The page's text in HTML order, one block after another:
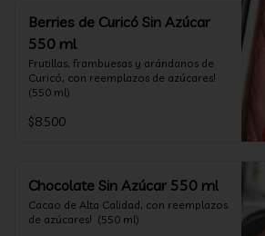
Berries de Curicó Sin Azúcar
550 ml
Frutillas, frambuesas y arándanos de
Curicó, con reemplazos de azúcares!
(550 ml)
$8.500
Chocolate Sin Azúcar 550 ml
Cacao de Alta Calidad, con reemplazos
de azúcares!  (550 ml)